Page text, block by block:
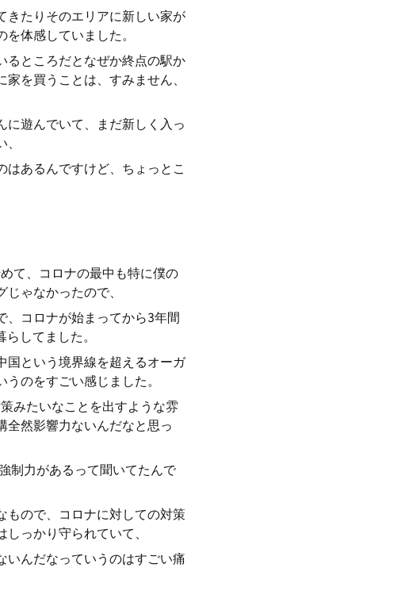
きたりそのエリアに新しい家が
体感していました。
るところだとなぜか終点の駅か
を買うことは、すみません、
に遊んでいて、まだ新しく入っ
あるんですけど、ちょっとこ
て、コロナの最中も特に僕の
ゃなかったので、
、コロナが始まってから3年間
してました。
国という境界線を超えるオーガ
のをすごい感じました。
みたいなことを出すような雰
全然影響力ないんだなと思っ
制力があるって聞いてたんで
もので、コロナに対しての対策
っかり守られていて、
いんだなっていうのはすごい痛